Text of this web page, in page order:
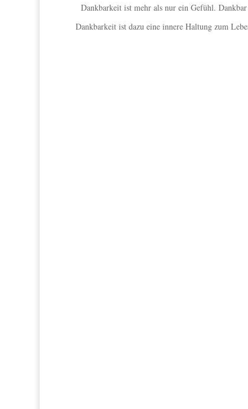
Dankbarkeit ist mehr als nur ein Gefühl.
Dankbarkeit ist dazu eine innere Haltung zum